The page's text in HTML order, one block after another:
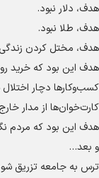
هدف، دلار نبود.
هدف، طلا نبود.
هدف، مختل کردن زندگی
هدف این بود که خرید
کسب‌وکار‌ها دچار
کارت‌خوان‌ها از مدار
هدف این بود که مردم
و بعد…
ترس به جامعه تزریق